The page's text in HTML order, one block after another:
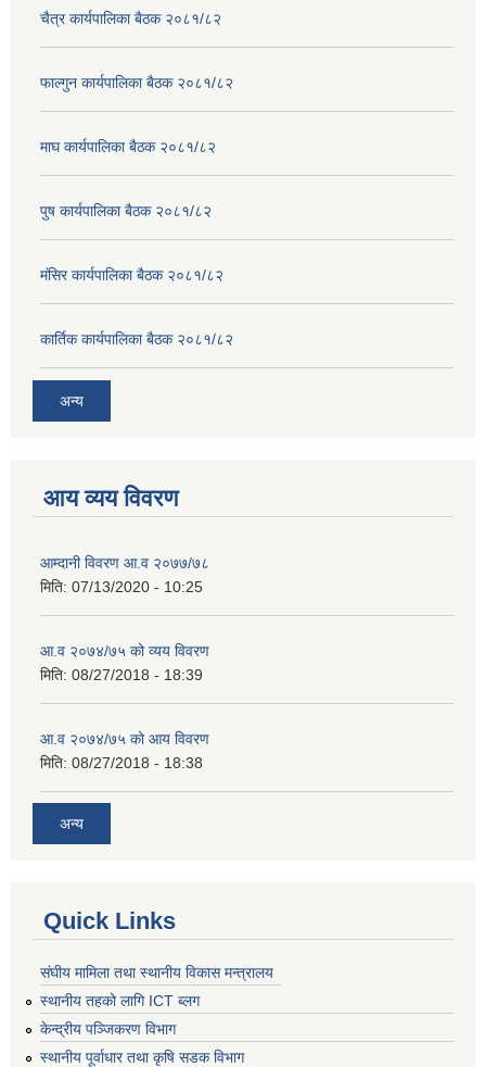
चैत्र कार्यपालिका बैठक २०८१/८२
फाल्गुन कार्यपालिका बैठक २०८१/८२
माघ कार्यपालिका बैठक २०८१/८२
पुष कार्यपालिका बैठक २०८१/८२
मंसिर कार्यपालिका बैठक २०८१/८२
कार्तिक कार्यपालिका बैठक २०८१/८२
अन्य
आय व्यय विवरण
आम्दानी विवरण आ.व २०७७/७८
मिति: 07/13/2020 - 10:25
आ.व २०७४/७५ को व्यय विवरण
मिति: 08/27/2018 - 18:39
आ.व २०७४/७५ को आय विवरण
मिति: 08/27/2018 - 18:38
अन्य
Quick Links
संघीय मामिला तथा स्थानीय विकास मन्त्रालय
स्थानीय तहको लागि ICT ब्लग
केन्द्रीय पञ्जिकरण विभाग
स्थानीय पूर्वाधार तथा कृषि सडक विभाग